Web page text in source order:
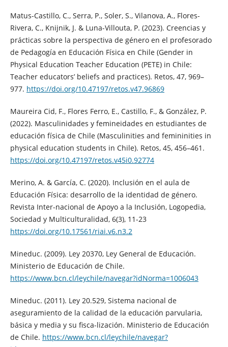
Matus-Castillo, C., Serra, P., Soler, S., Vilanova, A., Flores-
Rivera, C., Knijnik, J. & Luna-Villouta, P. (2023). Creencias y
prácticas sobre la perspectiva de género en el profesorado
de Pedagogía en Educación Física en Chile (Gender in
Physical Education Teacher Education (PETE) in Chile:
Teacher educators’ beliefs and practices). Retos, 47, 969–
977. https://doi.org/10.47197/retos.v47.96869
Maureira Cid, F., Flores Ferro, E., Castillo, F., & González, P.
(2022). Masculinidades y femineidades en estudiantes de
educación física de Chile (Masculinities and femininities in
physical education students in Chile). Retos, 45, 456–461.
https://doi.org/10.47197/retos.v45i0.92774
Merino, A. & García, C. (2020). Inclusión en el aula de
Educación Física: desarrollo de la identidad de género.
Revista Inter-nacional de Apoyo a la Inclusión, Logopedia,
Sociedad y Multiculturalidad, 6(3), 11-23
https://doi.org/10.17561/riai.v6.n3.2
Mineduc. (2009). Ley 20370, Ley General de Educación.
Ministerio de Educación de Chile.
https://www.bcn.cl/leychile/navegar?idNorma=1006043
Mineduc. (2011). Ley 20.529, Sistema nacional de
aseguramiento de la calidad de la educación parvularia,
básica y media y su fisca-lización. Ministerio de Educación
de Chile. https://www.bcn.cl/leychile/navegar?